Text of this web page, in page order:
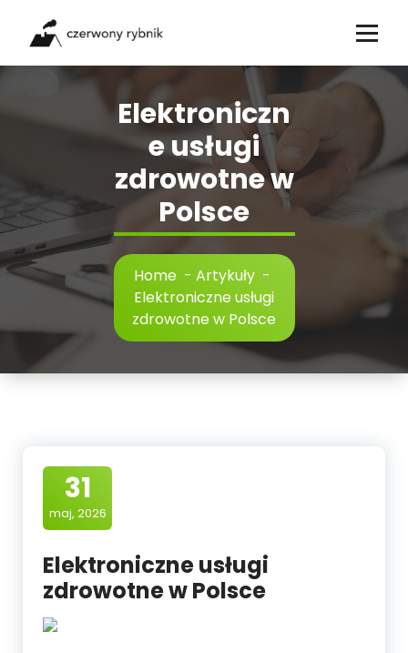
content
Elektroniczn
e usługi
zdrowotne w
Polsce
Home - Artykuły -
Elektroniczne usługi
zdrowotne w Polsce
31
maj, 2026
Elektroniczne usługi
zdrowotne w Polsce